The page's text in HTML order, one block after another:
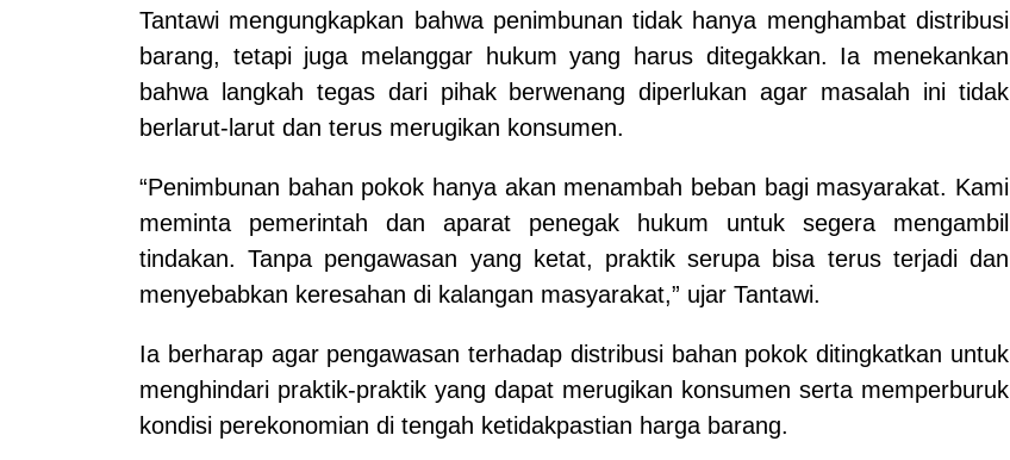
Tantawi mengungkapkan bahwa penimbunan tidak hanya menghambat distribusi
barang, tetapi juga melanggar hukum yang harus ditegakkan. Ia menekankan
bahwa langkah tegas dari pihak berwenang diperlukan agar masalah ini tidak
berlarut-larut dan terus merugikan konsumen.
“Penimbunan bahan pokok hanya akan menambah beban bagi masyarakat. Kami
meminta pemerintah dan aparat penegak hukum untuk segera mengambil
tindakan. Tanpa pengawasan yang ketat, praktik serupa bisa terus terjadi dan
menyebabkan keresahan di kalangan masyarakat,” ujar Tantawi.
Ia berharap agar pengawasan terhadap distribusi bahan pokok ditingkatkan untuk
menghindari praktik-praktik yang dapat merugikan konsumen serta memperburuk
kondisi perekonomian di tengah ketidakpastian harga barang.